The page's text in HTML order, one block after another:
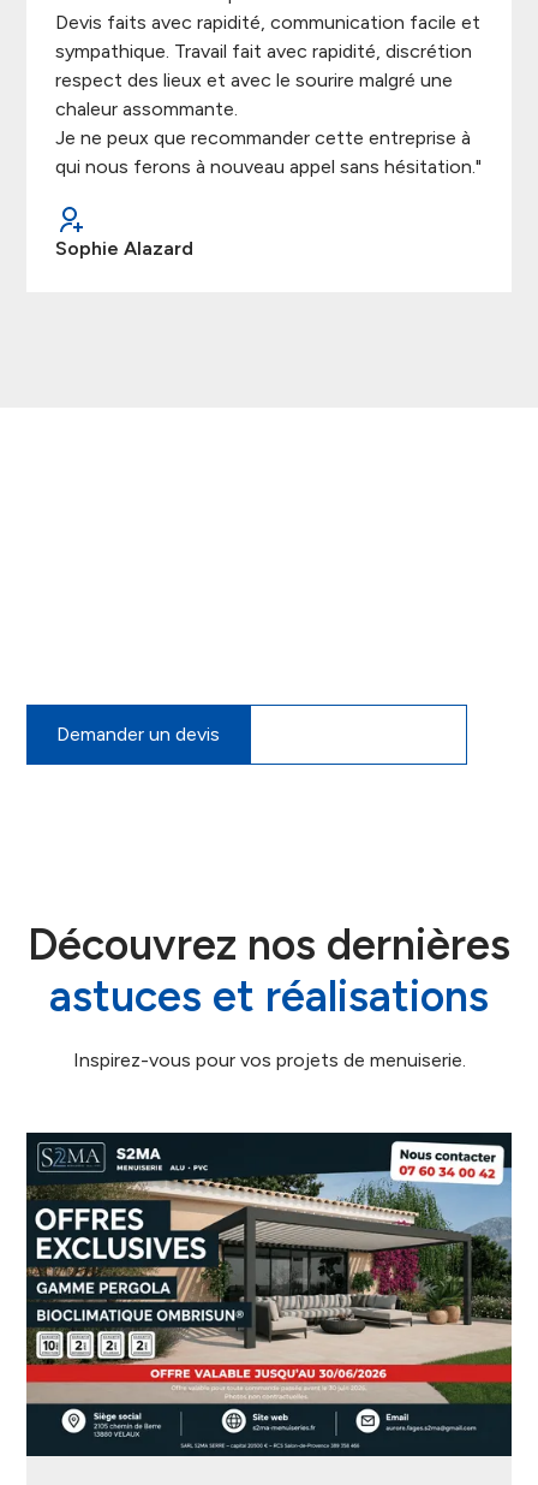
Devis faits avec rapidité, communication facile et
sympathique. Travail fait avec rapidité, discrétion
respect des lieux et avec le sourire malgré une
chaleur assommante.
Je ne peux que recommander cette entreprise à
qui nous ferons à nouveau appel sans hésitation."
Sophie Alazard
Demander un devis
Découvrez nos dernières
astuces et réalisations
Inspirez-vous pour vos projets de menuiserie.